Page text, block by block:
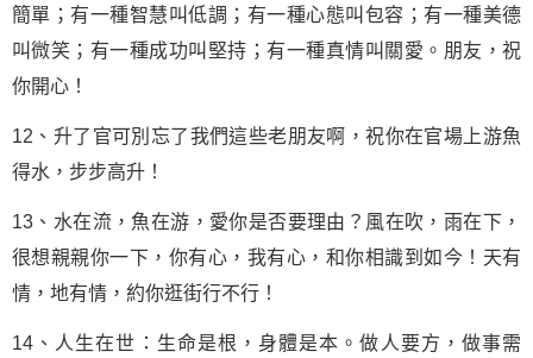
簡單；有一種智慧叫低調；有一種心態叫包容；有一種美德
叫微笑；有一種成功叫 堅持 ；有一種真情叫關愛。朋友，祝
你開心！
12、升了官可別忘了我們這些老朋友啊，祝你在官場上游魚
得水，步步高升！
13、水在流，魚在游，愛你是否要理由？風在吹，雨在下，
很想親親你一下，你有心，我有心，和你相識到如今！天有
情，地有情，約你逛街行不行！
14、人生在世：生命是根，身體是本。做人要方，做事需